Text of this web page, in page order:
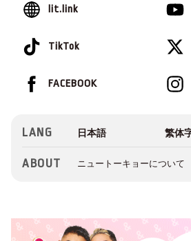
lit.link
TikTok
FACEBOOK
LANG
ABOUT ニュートーキョーについて